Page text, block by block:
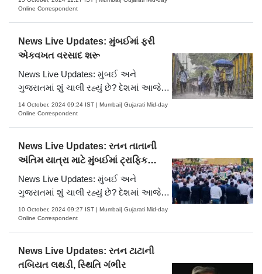
તથા તમામ લાઈવ અપડેટ્સ મેળવવા માટે
વાંચો…
Online Correspondent
News Live Updates: મુંબઈમાં ફરી
એકવખત વરસાદ શરૂ
News Live Updates: મુંબઈ અને
ગુજરાતમાં શું ચાલી રહ્યું છે? દેશમાં આજે
કઈ મોટી ઘટના ઘટી? હવામાનની આગાહી
તથા તમામ લાઈવ અપડેટ્સ મેળવવા માટે
વાંચો…
14 October, 2024 09:24 IST | Mumbai| Gujarati Mid-day
Online Correspondent
News Live Updates: રતન તાતાની
અંતિમ યાત્રા માટે મુંબઈમાં ટ્રાફિક
એડવાઈઝરી જાહેર
News Live Updates: મુંબઈ અને
ગુજરાતમાં શું ચાલી રહ્યું છે? દેશમાં આજે
કઈ મોટી ઘટના ઘટી? હવામાનની આગાહી
તથા તમામ લાઈવ અપડેટ્સ મેળવવા માટે
વાંચો…
10 October, 2024 09:27 IST | Mumbai| Gujarati Mid-day
Online Correspondent
News Live Updates: રતન ટાટાની
તબિયત લથડી, સ્થિતિ ગંભીર